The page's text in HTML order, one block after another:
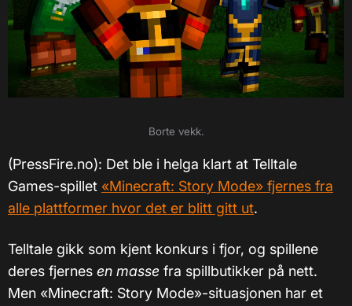
Borte vekk.
(PressFire.no): Det ble i helga klart at Telltale
Games-spillet «Minecraft: Story Mode» fjernes fra
alle plattformer hvor det er blitt gitt ut.
Telltale gikk som kjent konkurs i fjor, og spillene
deres fjernes en masse fra spillbutikker på nett.
Men «Minecraft: Story Mode»-situasjonen har et